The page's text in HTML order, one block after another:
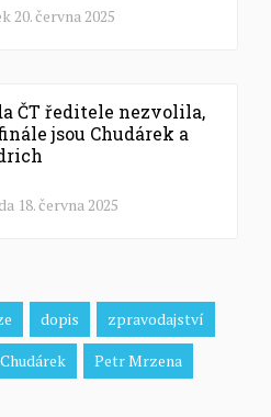
20. června 2025
ČT ředitele nezvolila,
jsou Chudárek a
18. června 2025
dopis
zpravodajství
Petr Mrzena